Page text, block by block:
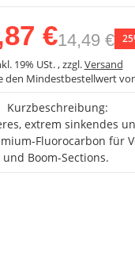
€14,49 €
19% USt. , zzgl.Versand
den Mindestbestellwert
Kurzbeschreibung:
extrem sinkendes
Fluorocarbon für
und Boom-Sections.